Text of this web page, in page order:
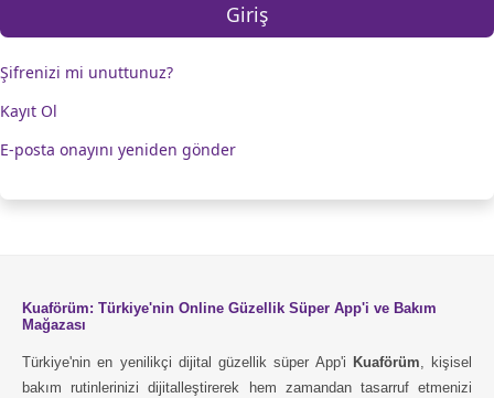
Giriş
Şifrenizi mi unuttunuz?
Kayıt Ol
E-posta onayını yeniden gönder
Kuaförüm: Türkiye'nin Online Güzellik Süper App'i ve Bakım
Mağazası
Türkiye'nin en yenilikçi dijital güzellik süper App'i Kuaförüm, kişisel
bakım rutinlerinizi dijitalleştirerek hem zamandan tasarruf etmenizi